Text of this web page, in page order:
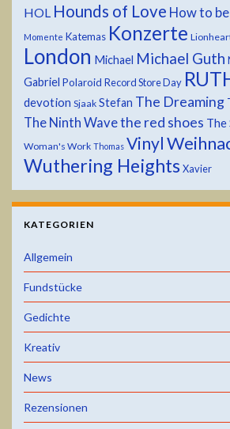
HOL Hounds of Love How to
Momente Katemas Konzerte
London Michael Michael Guth
Gabriel Polaroid Record Store Day
devotion Sjaak Stefan The Dreaming
The Ninth Wavethe red shoes The
Woman's Work Thomas Vinyl
Wuthering Heights Xavier
KATEGORIEN
Allgemein
Fundstücke
Gedichte
Kreativ
News
Rezensionen